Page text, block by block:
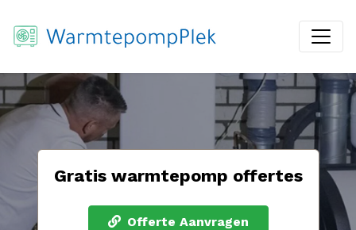
Gratis warmtepomp offertes
Offerte Aanvragen